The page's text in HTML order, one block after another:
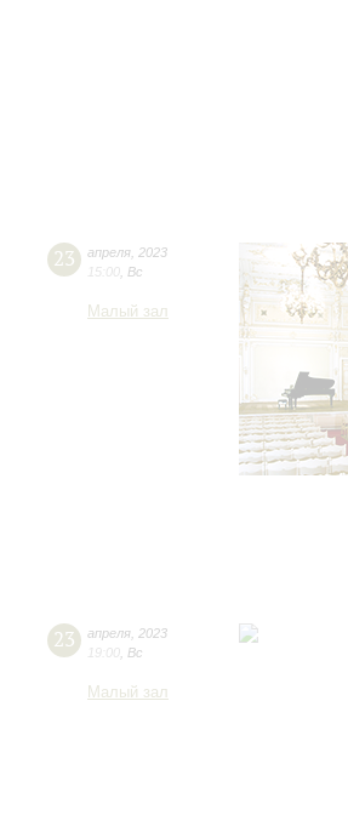
23 апреля 2023
15:00 Вс
Малый зал
23 апреля 2023
19:00 Вс
Малый зал